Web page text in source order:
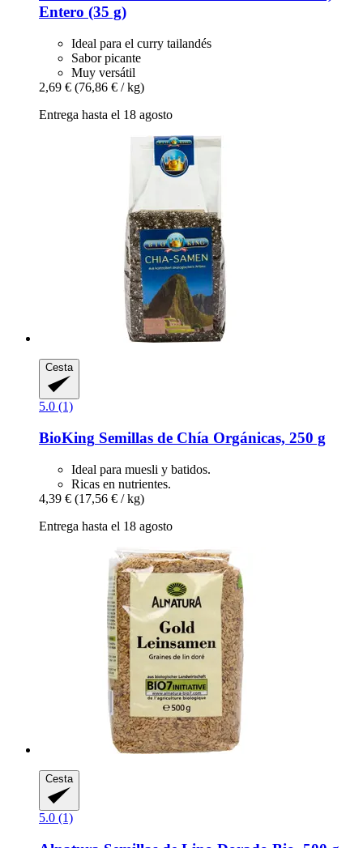
Entero (35 g)
Ideal para el curry tailandés
Sabor picante
Muy versátil
2,69 € (76,86 € / kg)
Entrega hasta el 18 agosto
Cesta
5.0 (1)
BioKing Semillas de Chía Orgánicas, 250 g
Ideal para muesli y batidos.
Ricas en nutrientes.
4,39 € (17,56 € / kg)
Entrega hasta el 18 agosto
Cesta
5.0 (1)